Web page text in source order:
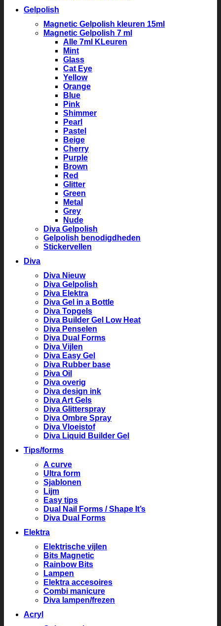
Gelpolish
Magnetic Gelpolish kleuren 15ml
Magnetic Gelpolish 7 ml
Alle 7ml KLeuren
Mint
Glass
Cat Eye
Yellow
Orange
Blue
Pink
Shimmer
Pearl
Pastel
Beige
Cherry
Purple
Brown
Red
Glitter
Green
Metal
Grey
Nude
Diva Gelpolish
Gelpolish benodigdheden
Stickervellen
Diva
Diva Nieuw
Diva Gelpolish
Diva Elektra
Diva Gel in a Bottle
Diva Topgels
Diva Builder Gel Low Heat
Diva Penselen
Diva Dual Forms
Diva Vijlen
Diva Easy Gel
Diva Rubber base
Diva Oil
Diva overig
Diva design ink
Diva Art Gels
Diva Glitterspray
Diva Ombre Spray
Diva Vloeistof
Diva Liquid Builder Gel
Tips/forms
A curve
Ultra form
Sjablonen
Lijm
Easy tips
Dual Nail Forms / Shape It’s
Diva Dual Forms
Elektra
Elektrische vijlen
Bits Magnetic
Rainbow Bits
Lampen
Elektra accesoires
Combi manicure
Diva lampen/frezen
Acryl